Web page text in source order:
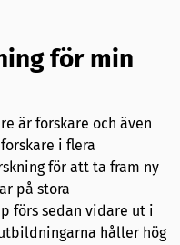
för min
är forskare och även
i flera
för att ta fram ny
på stora
förs sedan vidare ut i
håller hög